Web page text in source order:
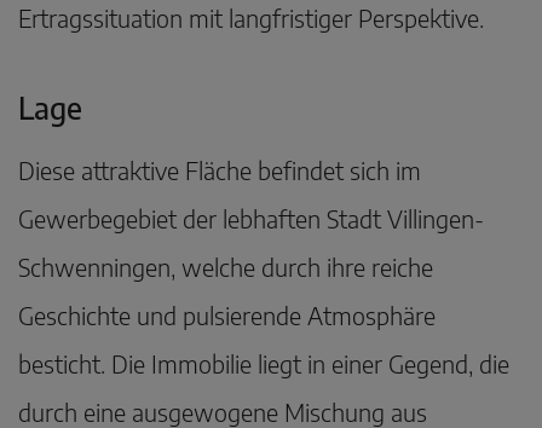
Ertragssituation mit langfristiger Perspektive.
Lage
Diese attraktive Fläche befindet sich im
Gewerbegebiet der lebhaften Stadt Villingen-
Schwenningen, welche durch ihre reiche
Geschichte und pulsierende Atmosphäre
besticht. Die Immobilie liegt in einer Gegend, die
durch eine ausgewogene Mischung aus